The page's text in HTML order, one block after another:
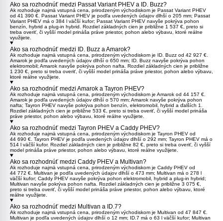
Ako sa rozhodnúť medzi Passat Variant PHEV a ID. Buzz?
Ak rozhoduje najmä vstupná cena, prirodzeným východiskom je Passat Variant PHEV
od 41 390 €. Passat Variant PHEV je podľa uvedených údajov dlhší o 205 mm; Passat
Variant PHEV má o 384 l väčší kufor; Passat Variant PHEV navyše pokrýva pohon
benzín, hybrid a plug-in hybrid. Rozdiel základných cien je približne 1 537 €, preto si
treba overiť, či vyšší model prináša práve priestor, pohon alebo výbavu, ktoré reálne
využijete.
Ako sa rozhodnúť medzi ID. Buzz a Amarok?
Ak rozhoduje najmä vstupná cena, prirodzeným východiskom je ID. Buzz od 42 927 €.
Amarok je podľa uvedených údajov dlhší o 650 mm; ID. Buzz navyše pokrýva pohon
elektromobil; Amarok navyše pokrýva pohon nafta. Rozdiel základných cien je približne
1 230 €, preto si treba overiť, či vyšší model prináša práve priestor, pohon alebo výbavu,
ktoré reálne využijete.
Ako sa rozhodnúť medzi Amarok a Tayron PHEV?
Ak rozhoduje najmä vstupná cena, prirodzeným východiskom je Amarok od 44 157 €.
Amarok je podľa uvedených údajov dlhší o 570 mm; Amarok navyše pokrýva pohon
nafta; Tayron PHEV navyše pokrýva pohon benzín, elektromobil, hybrid a ďalších 1.
Rozdiel základných cien je približne 533 €, preto si treba overiť, či vyšší model prináša
práve priestor, pohon alebo výbavu, ktoré reálne využijete.
Ako sa rozhodnúť medzi Tayron PHEV a Caddy PHEV?
Ak rozhoduje najmä vstupná cena, prirodzeným východiskom je Tayron PHEV od
44 690 €. Tayron PHEV je podľa uvedených údajov dlhší o 292 mm; Tayron PHEV má o
514 l väčší kufor. Rozdiel základných cien je približne 82 €, preto si treba overiť, či vyšší
model prináša práve priestor, pohon alebo výbavu, ktoré reálne využijete.
Ako sa rozhodnúť medzi Caddy PHEV a Multivan?
Ak rozhoduje najmä vstupná cena, prirodzeným východiskom je Caddy PHEV od
44 772 €. Multivan je podľa uvedených údajov dlhší o 473 mm; Multivan má o 278 l
väčší kufor; Caddy PHEV navyše pokrýva pohon elektromobil, hybrid a plug-in hybrid;
Multivan navyše pokrýva pohon nafta. Rozdiel základných cien je približne 3 075 €,
preto si treba overiť, či vyšší model prináša práve priestor, pohon alebo výbavu, ktoré
reálne využijete.
Ako sa rozhodnúť medzi Multivan a ID.7?
Ak rozhoduje najmä vstupná cena, prirodzeným východiskom je Multivan od 47 847 €.
Multivan je podľa uvedených údajov dlhší o 12 mm; ID.7 má o 63 l väčší kufor; Multivan